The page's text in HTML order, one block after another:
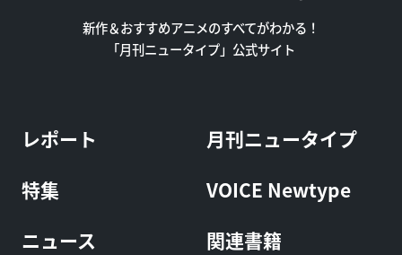
新作＆おすすめアニメのすべてがわかる！
「月刊ニュータイプ」公式サイト
レポート
特集
ニュース
月刊ニュータイプ
VOICE Newtype
関連書籍